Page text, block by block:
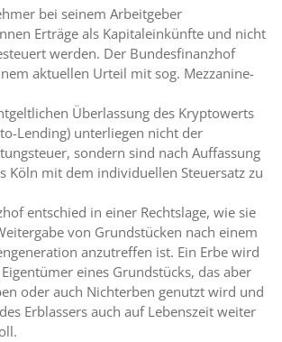
bei seinem Arbeitgeber
Erträge als Kapitaleinkünfte und nicht
werden. Der Bundesfinanzhof
aktuellen Urteil mit sog. Mezzanine-
Überlassung des Kryptowerts
Lending) unterliegen nicht der
sondern sind nach Auffassung
Köln mit dem individuellen Steuersatz zu
entschied in einer Rechtslage, wie sie
von Grundstücken nach einem
anzutreffen ist. Ein Erbe wird
eines Grundstücks, das aber
oder auch Nichterben genutzt wird und
Erblassers auch auf Lebenszeit weiter